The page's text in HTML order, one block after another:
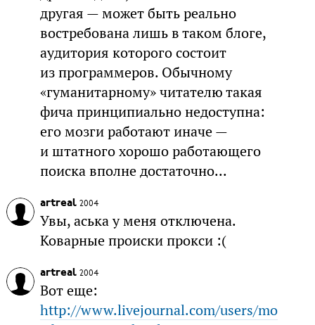
другая — может быть реально
востребована лишь в таком блоге,
аудитория которого состоит
из программеров. Обычному
«гуманитарному» читателю такая
фича принципиально недоступна:
его мозги работают иначе —
и штатного хорошо работающего
поиска вполне достаточно...
artreal 2004
Увы, аська у меня отключена.
Коварные происки прокси :(
artreal 2004
Вот еще:
http://www.livejournal.com/users/mo